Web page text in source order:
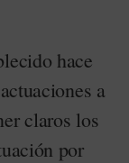
hace
a
claros los
por